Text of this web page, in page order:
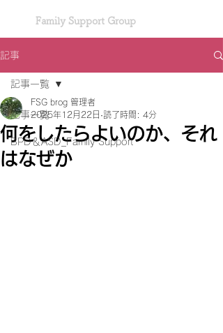
Family Support Group
記事
記事一覧
BPD＆ASD_Family Support
記事一覧
何をしたらよいのか、それ
はなぜか
FSG brog 管理者
2025年12月22日 読了時間: 4分